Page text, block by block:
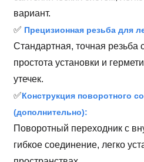
вариант.
✅ Прецизионная резьба для
Стандартная, точная
простота установки и
утечек.
✅Конструкция поворотного
(дополнительно):
Поворотный переходник с
гибкое соединение, легко